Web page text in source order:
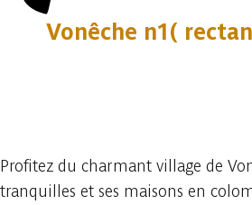
Vonêche n1(
Profitez du charmant village de
tranquilles et ses maisons en